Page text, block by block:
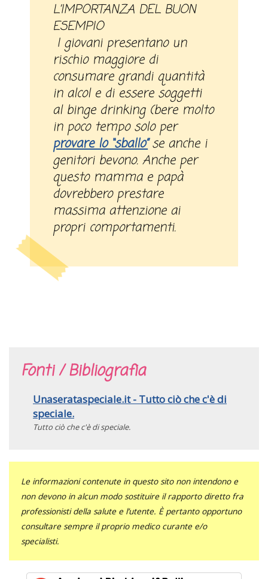
L’IMPORTANZA DEL BUON
ESEMPIO
I giovani presentano un
rischio maggiore di
consumare grandi quantità
in alcol e di essere soggetti
al binge drinking (bere molto
in poco tempo solo per
provare lo “sballo”se anche i
genitori bevono. Anche per
questo mamma e papà
dovrebbero prestare
massima attenzione ai
propri comportamenti.
Fonti / Bibliografia
Unaserataspeciale.it - Tutto ciò che c'è di
speciale.
Tutto ciò che c'è di speciale.
Le informazioni contenute in questo sito non intendono e
non devono in alcun modo sostituire il rapporto diretto fra
professionisti della salute e l’utente. È pertanto opportuno
consultare sempre il proprio medico curante e/o
specialisti.